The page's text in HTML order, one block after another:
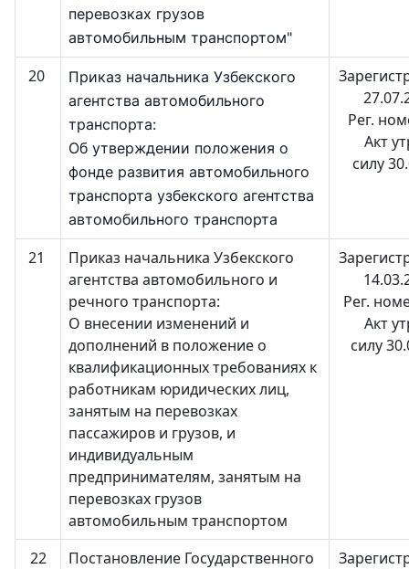
перевозках грузов
автомобильным транспортом"
20
Приказ начальника Узбекского
агентства автомобильного
транспорта:
Об утверждении положения о
фонде развития автомобильного
транспорта узбекского агентства
автомобильного транспорта
Рег.
Акт
силу
21
Приказ начальника Узбекского
агентства автомобильного и
речного транспорта:
О внесении изменений и
дополнений в положение о
квалификационных требованиях к
работникам юридических лиц,
занятым на перевозках
пассажиров и грузов, и
индивидуальным
предпринимателям, занятым на
перевозках грузов
автомобильным транспортом
Рег.
Акт
силу
22
Постановление Государственного